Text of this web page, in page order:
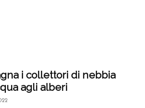
i collettori di nebbia
agli alberi